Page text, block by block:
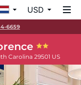
USD
6659
Carolina 29501 US